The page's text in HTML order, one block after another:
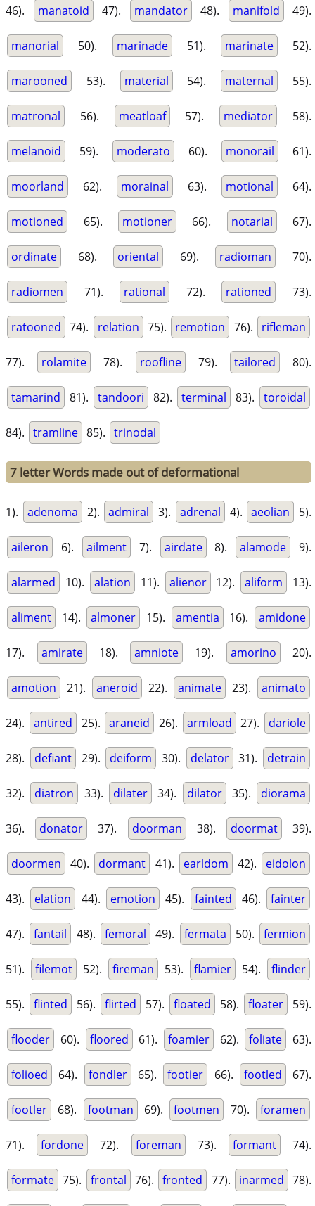
46). manatoid 47). mandator 48). manifold 49).
manorial 50). marinade 51). marinate 52).
marooned 53). material 54). maternal 55).
matronal 56). meatloaf 57). mediator 58).
melanoid 59). moderato 60). monorail 61).
moorland 62). morainal 63). motional 64).
motioned 65). motioner 66). notarial 67).
ordinate 68). oriental 69). radioman 70).
radiomen 71). rational 72). rationed 73).
ratooned 74). relation 75). remotion 76). rifleman
77). rolamite 78). roofline 79). tailored 80).
tamarind 81). tandoori 82). terminal 83). toroidal
84). tramline 85). trinodal
7 letter Words made out of deformational
1). adenoma 2). admiral 3). adrenal 4). aeolian 5).
aileron 6). ailment 7). airdate 8). alamode 9).
alarmed 10). alation 11). alienor 12). aliform 13).
aliment 14). almoner 15). amentia 16). amidone
17). amirate 18). amniote 19). amorino 20).
amotion 21). aneroid 22). animate 23). animato
24). antired 25). araneid 26). armload 27). dariole
28). defiant 29). deiform 30). delator 31). detrain
32). diatron 33). dilater 34). dilator 35). diorama
36). donator 37). doorman 38). doormat 39).
doormen 40). dormant 41). earldom 42). eidolon
43). elation 44). emotion 45). fainted 46). fainter
47). fantail 48). femoral 49). fermata 50). fermion
51). filemot 52). fireman 53). flamier 54). flinder
55). flinted 56). flirted 57). floated 58). floater 59).
flooder 60). floored 61). foamier 62). foliate 63).
folioed 64). fondler 65). footier 66). footled 67).
footler 68). footman 69). footmen 70). foramen
71). fordone 72). foreman 73). formant 74).
formate 75). frontal 76). fronted 77). inarmed 78).